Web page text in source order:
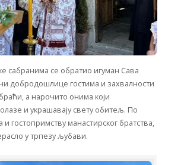
сабранима се обратио игуман Сава
добродошлице гостима и захвалности
а нарочито онима који
и украшавају свету обитељ. По
и гостопримству манастирског братства,
у трпезу љубави.